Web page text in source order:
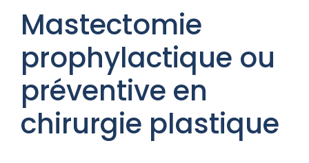
Mastectomie
prophylactique ou
préventive en
chirurgie plastique